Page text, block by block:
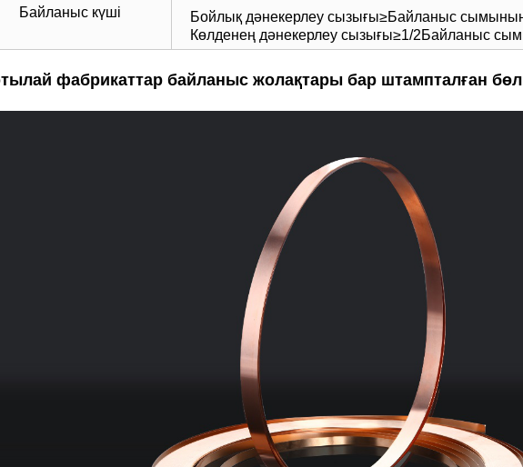
Байланыс күші
Бойлық дәнекерлеу сызығы≥Байланыс сымының
Көлденең дәнекерлеу сызығы≥1/2Байланыс
фабрикаттар байланыс жолақтары бар штампталған